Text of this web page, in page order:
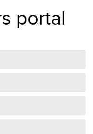
portal